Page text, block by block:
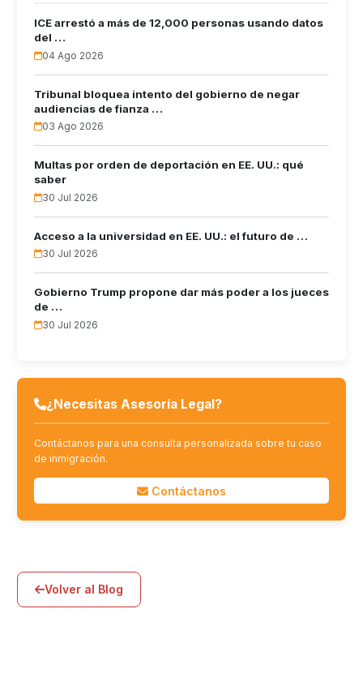
ICE arrestó a más de 12,000 personas usando datos
del …
04 Ago 2026
Tribunal bloquea intento del gobierno de negar
audiencias de fianza …
03 Ago 2026
Multas por orden de deportación en EE. UU.: qué
saber
30 Jul 2026
Acceso a la universidad en EE. UU.: el futuro de …
30 Jul 2026
Gobierno Trump propone dar más poder a los jueces
de …
30 Jul 2026
¿Necesitas Asesoría Legal?
Contáctanos para una consulta personalizada sobre tu caso
de inmigración.
Contáctanos
Volver al Blog